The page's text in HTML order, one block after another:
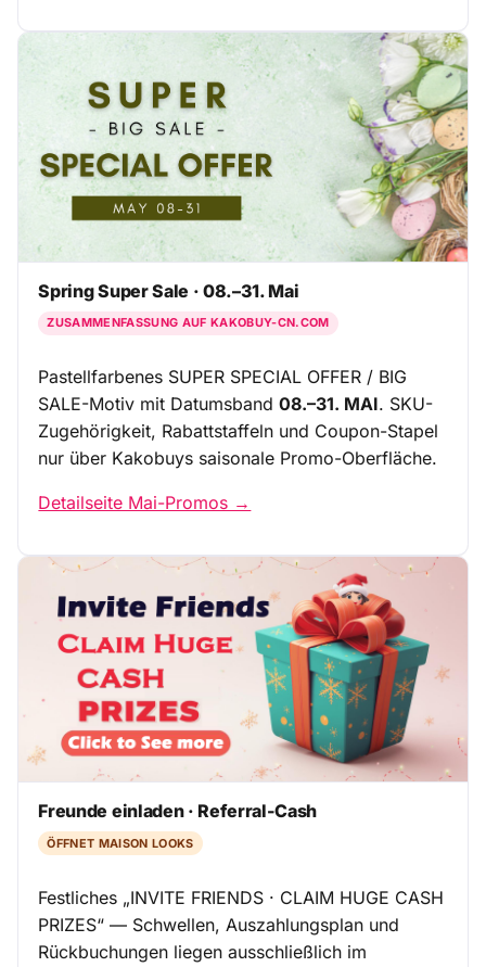
Spring Super Sale · 08.–31. Mai
ZUSAMMENFASSUNG AUF KAKOBUY-CN.COM
Pastellfarbenes SUPER SPECIAL OFFER / BIG
SALE-Motiv mit Datumsband08.–31. MAI. SKU-
Zugehörigkeit, Rabattstaffeln und Coupon-Stapel
nur über Kakobuys saisonale Promo-Oberfläche.
Detailseite Mai-Promos →
Freunde einladen · Referral-Cash
ÖFFNET MAISON LOOKS
Festliches „INVITE FRIENDS · CLAIM HUGE CASH
PRIZES“ — Schwellen, Auszahlungsplan und
Rückbuchungen liegen ausschließlich im